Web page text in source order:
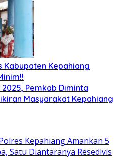
Kabupaten Kepahiang
2025, Pemkab Diminta
Masyarakat Kepahiang